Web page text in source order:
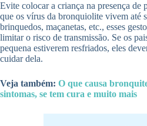
Evite colocar a criança na presença de
que os vírus da bronquiolite vivem até
brinquedos, maçanetas, etc., esses
limitar o risco de transmissão. Se os
pequena estiverem resfriados, eles
cuidar dela.
Veja também: O que causa
sintomas, se tem cura e muito mais